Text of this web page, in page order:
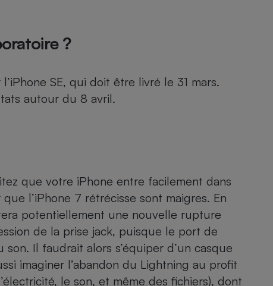
?
SE, qui doit être livré le 31 mars.
autour du 8 avril.
que votre iPhone entre facilement dans
l’iPhone 7 rétrécisse sont maigres. En
potentiellement une nouvelle rupture
de la prise jack, puisque le port de
Il faudrait alors s’équiper d’un casque
imaginer l’abandon du Lightning au profit
le son, et même des fichiers), dont